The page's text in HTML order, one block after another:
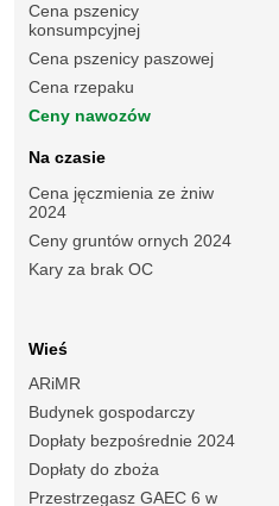
Cena pszenicy
konsumpcyjnej
Cena pszenicy paszowej
Cena rzepaku
Ceny nawozów
Na czasie
Cena jęczmienia ze żniw
2024
Ceny gruntów ornych 2024
Kary za brak OC
Wieś
ARiMR
Budynek gospodarczy
Dopłaty bezpośrednie 2024
Dopłaty do zboża
Przestrzegasz GAEC 6 w